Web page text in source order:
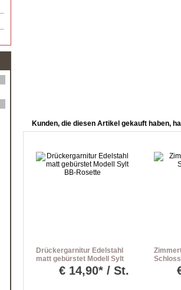
Kunden, die diesen Artikel gekauft haben,
Drückergarnitur Edelstahl
matt gebürstet Modell Sylt
BB-Rosette
€ 14,90* / St.